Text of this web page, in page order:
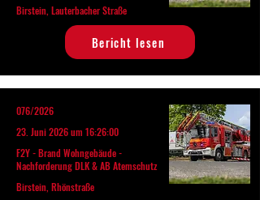
Birstein, Lauterbacher Straße
Bericht lesen
076/2026
23. Juni 2026 um 16:26:00
F2Y - Brand Wohngebäude -
Nachforderung DLK & AB Atemschutz
Birstein, Rhönstraße